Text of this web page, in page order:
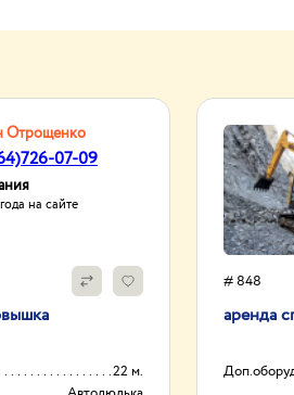
Отрощенко
07-09
на сайте
22 м.
# 848
аренда